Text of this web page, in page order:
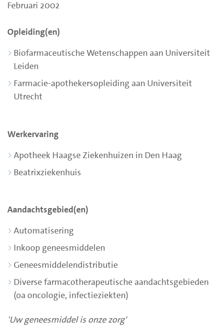
Februari 2002
Opleiding(en)
Biofarmaceutische Wetenschappen aan Universiteit
Leiden
Farmacie-apothekersopleiding aan Universiteit
Utrecht
Werkervaring
Apotheek Haagse Ziekenhuizen in Den Haag
Beatrixziekenhuis
Aandachtsgebied(en)
Automatisering
Inkoop geneesmiddelen
Geneesmiddelendistributie
Diverse farmacotherapeutische aandachtsgebieden
(oa oncologie, infectieziekten)
'Uw geneesmiddel is onze zorg'